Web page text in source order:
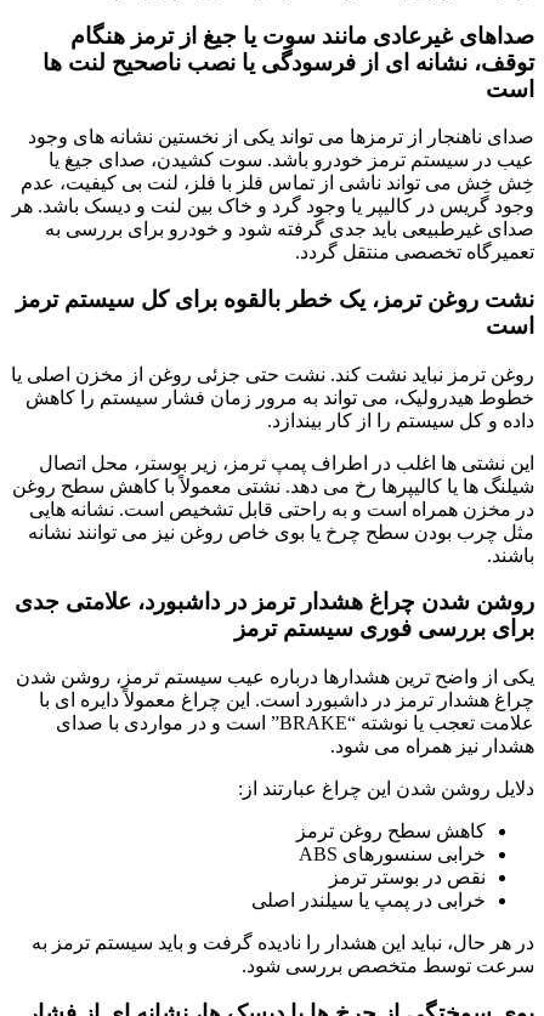
صداهای غیرعادی مانند سوت یا جیغ از ترمز هنگام
توقف، نشانه ای از فرسودگی یا نصب ناصحیح لنت ها
است
صدای ناهنجار از ترمزها می تواند یکی از نخستین نشانه های وجود
عیب در سیستم ترمز خودرو باشد. سوت کشیدن، صدای جیغ یا
خِش خِش می تواند ناشی از تماس فلز با فلز، لنت بی کیفیت، عدم
وجود گریس در کالیپر یا وجود گرد و خاک بین لنت و دیسک باشد. هر
صدای غیرطبیعی باید جدی گرفته شود و خودرو برای بررسی به
تعمیرگاه تخصصی منتقل گردد.
نشت روغن ترمز، یک خطر بالقوه برای کل سیستم ترمز
است
روغن ترمز نباید نشت کند. نشت حتی جزئی روغن از مخزن اصلی یا
خطوط هیدرولیک، می تواند به مرور زمان فشار سیستم را کاهش
داده و کل سیستم را از کار بیندازد.
این نشتی ها اغلب در اطراف پمپ ترمز، زیر بوستر، محل اتصال
شیلنگ ها یا کالیپرها رخ می دهد. نشتی معمولاً با کاهش سطح روغن
در مخزن همراه است و به راحتی قابل تشخیص است. نشانه هایی
مثل چرب بودن سطح چرخ یا بوی خاص روغن نیز می توانند نشانه
باشند.
روشن شدن چراغ هشدار ترمز در داشبورد، علامتی جدی
برای بررسی فوری سیستم ترمز
یکی از واضح ترین هشدارها درباره عیب سیستم ترمز، روشن شدن
چراغ هشدار ترمز در داشبورد است. این چراغ معمولاً دایره ای با
علامت تعجب یا نوشته “BRAKE” است و در مواردی با صدای
هشدار نیز همراه می شود.
دلایل روشن شدن این چراغ عبارتند از:
کاهش سطح روغن ترمز
خرابی سنسورهای ABS
نقص در بوستر ترمز
خرابی در پمپ یا سیلندر اصلی
در هر حال، نباید این هشدار را نادیده گرفت و باید سیستم ترمز به
سرعت توسط متخصص بررسی شود.